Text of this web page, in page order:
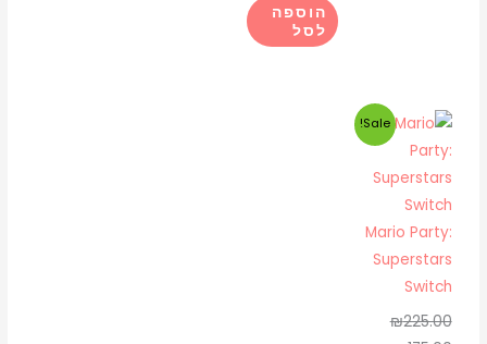
הוספה
לסל
Mario Party:
Superstars
Switch
Sale!
₪225.00
המחיר
המקורי
היה:
₪225.00.
המחיר
הנוכחי
הוא: